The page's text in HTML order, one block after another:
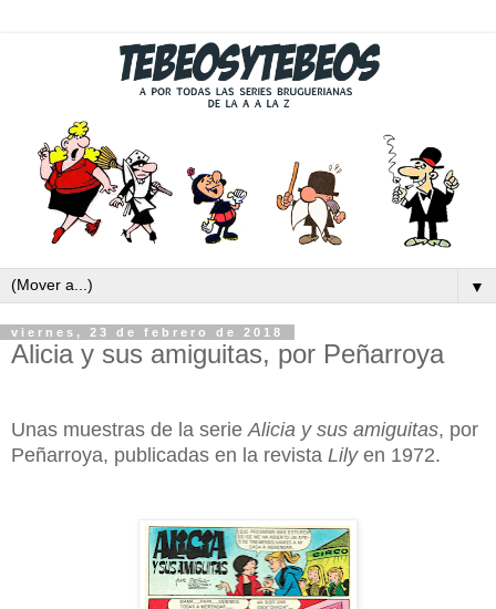
▼
viernes, 23 de febrero de 2018
Alicia y sus amiguitas, por Peñarroya
Unas muestras de la serieAlicia y sus amiguitas, por
Peñarroya, publicadas en la revista Lilyen 1972.